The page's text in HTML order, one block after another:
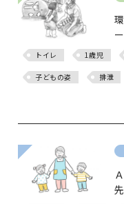
トイレ 1歳児
子どもの姿 排泄